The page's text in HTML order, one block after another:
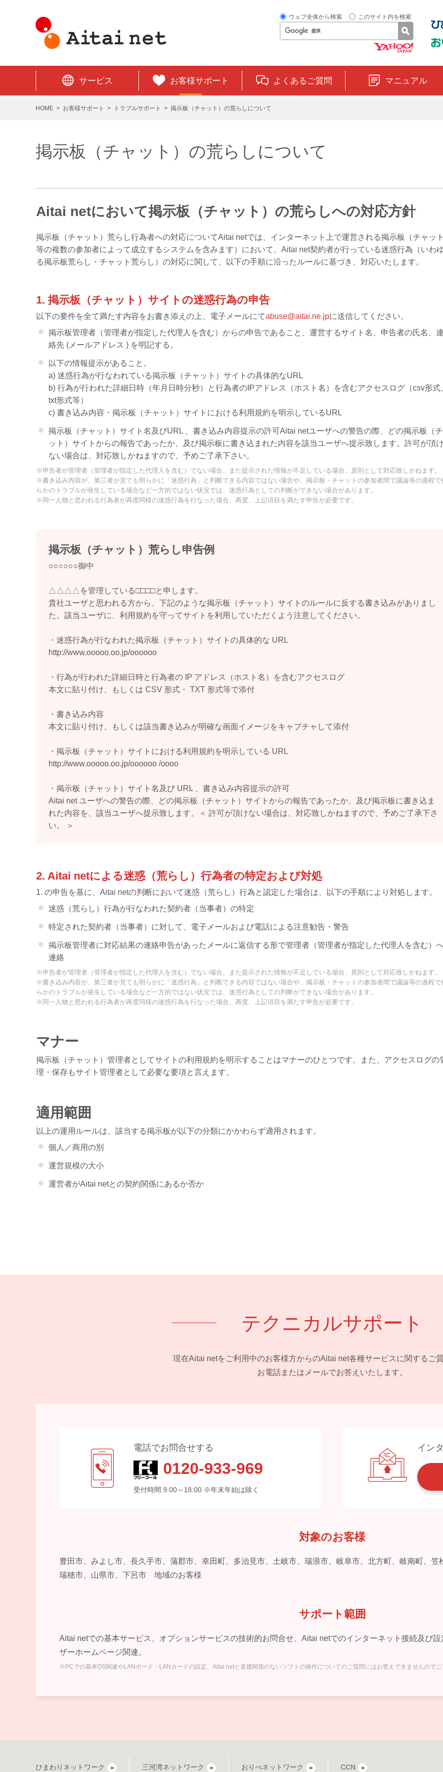
ウェブ全体から検索 このサイト内を検索
サービス お客様サポート よくあるご質問 マニュアル
HOME お客様サポート トラブルサポート 掲示板（チャット）の荒らしについて
掲示板（チャット）の荒らしについて
Aitai netにおいて掲示板（チャット）の荒らしへの対応方針
掲示板（チャット）荒らし行為者への対応についてAitai netでは、インターネット上で運営される掲示板（チャッ
等の複数の参加者によって成立するシステムを含みます）において、Aitai net契約者が行っている迷惑行為（いわ
る掲示板荒らし・チャット荒らし）の対応に関して、以下の手順に沿ったルールに基づき、対応いたします。
1. 掲示板（チャット）サイトの迷惑行為の申告
以下の要件を全て満たす内容をお書き添えの上、電子メールにてabuse@aitai.ne.jpに送信してください。
掲示板管理者（管理者が指定した代理人を含む）からの申告であること、運営するサイト名、申告者の氏名、
絡先 (メールアドレス ) を明記する。
以下の情報提示があること。
a) 迷惑行為が行なわれている掲示板（チャット）サイトの具体的なURL
b) 行為が行われた詳細日時（年月日時分秒）と行為者のIPアドレス（ホスト名）を含むアクセスログ（csv形式
txt形式等）
c) 書き込み内容・掲示板（チャット）サイトにおける利用規約を明示しているURL
掲示板（チャット）サイト名及びURL 、書き込み内容提示の許可Aitai netユーザへの警告の際、どの掲示板（
ット）サイトからの報告であったか、及び掲示板に書き込まれた内容を該当ユーザへ提示致します。許可が頂
ない場合は、対応致しかねますので、予めご了承下さい。
※申告者が管理者（管理者が指定した代理人を含む）でない場合、また提示された情報が不足している場合、原則として対応致しかねます。
※書き込み内容が、第三者が見ても明らかに「迷惑行為」と判断できる内容ではない場合や、掲示板・チャットの参加者間で議論等の過程で
らかのトラブルが発生している場合など一方的ではない状況では、迷惑行為としての判断ができない場合があります。
※同一人物と思われる行為者が再度同様の迷惑行為を行なった場合、再度、上記項目を満たす申告が必要です。
掲示板（チャット）荒らし申告例
○○○○○○御中
△△△△を管理している□□□□と申します。
貴社ユーザと思われる方から、下記のような掲示板（チャット）サイトのルールに反する書き込みがありまし
た。該当ユーザに、利用規約を守ってサイトを利用していただくよう注意してください。
・迷惑行為が行なわれた掲示板（チャット）サイトの具体的な URL
http://www.ooooo.oo.jp/oooooo
・行為が行われた詳細日時と行為者の IP アドレス（ホスト名）を含むアクセスログ
本文に貼り付け、もしくは CSV 形式・ TXT 形式等で添付
・書き込み内容
本文に貼り付け、もしくは該当書き込みが明確な画面イメージをキャプチャして添付
・掲示板（チャット）サイトにおける利用規約を明示している URL
http://www.ooooo.oo.jp/oooooo /oooo
・掲示板（チャット）サイト名及び URL 、書き込み内容提示の許可
Aitai net ユーザへの警告の際、どの掲示板（チャット）サイトからの報告であったか、及び掲示板に書き込ま
れた内容を、該当ユーザへ提示致します。＜ 許可が頂けない場合は、対応致しかねますので、予めご了承下さ
い。 ＞
2. Aitai netによる迷惑（荒らし）行為者の特定および対処
1. の申告を基に、Aitai netの判断において迷惑（荒らし）行為と認定した場合は、以下の手順により対処します。
迷惑（荒らし）行為が行なわれた契約者（当事者）の特定
特定された契約者（当事者）に対して、電子メールおよび電話による注意勧告・警告
掲示板管理者に対応結果の連絡申告があったメールに返信する形で管理者（管理者が指定した代理人を含む）
連絡
※申告者が管理者（管理者が指定した代理人を含む）でない場合、また提示された情報が不足している場合、原則として対応致しかねます。
※書き込み内容が、第三者が見ても明らかに「迷惑行為」と判断できる内容ではない場合や、掲示板・チャットの参加者間で議論等の過程で
らかのトラブルが発生している場合など一方的ではない状況では、迷惑行為としての判断ができない場合があります。
※同一人物と思われる行為者が再度同様の迷惑行為を行なった場合、再度、上記項目を満たす申告が必要です。
マナー
掲示板（チャット）管理者としてサイトの利用規約を明示することはマナーのひとつです。また、アクセスログの
理・保存もサイト管理者として必要な要項と言えます。
適用範囲
以上の運用ルールは、該当する掲示板が以下の分類にかかわらず適用されます。
個人／商用の別
運営規模の大小
運営者がAitai netとの契約関係にあるか否か
テクニカルサポート
現在Aitai netをご利用中のお客様方からのAitai net各種サービスに関するご
お電話またはメールでお答えいたします。
電話でお問合せする
0120-933-969
受付時間 9:00～18:00 ※年末年始は除く
イン
対象のお客様
豊田市、みよし市、長久手市、蒲郡市、幸田町、多治見市、土岐市、瑞浪市、岐阜市、北方町、岐南町、
瑞穂市、山県市、下呂市 地域のお客様
サポート範囲
Aitai netでの基本サービス、オプションサービスの技術的お問合せ、Aitai netでのインターネット接続及び
ザーホームページ関連。
※PCでの基本OS関連やLANボード・LANカードの設定、Aitai netと直接関係のないソフトの操作についてのご質問にはお答えできませんので
ひまわりネットワーク 三河湾ネットワーク おりべネットワーク CCN